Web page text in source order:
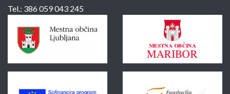
Tel.: 386 059 043 245